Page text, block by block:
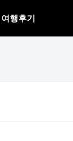
여행후기